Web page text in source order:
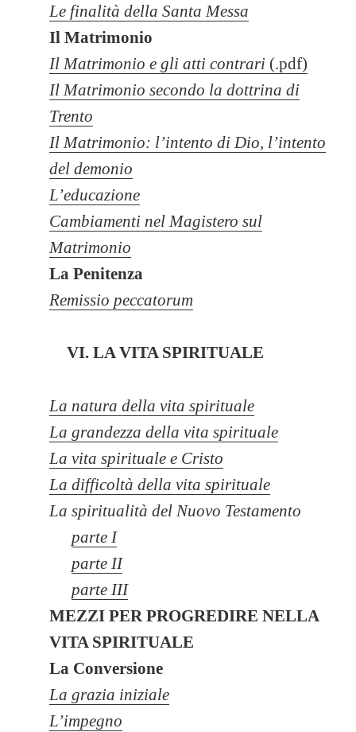
Le finalità della Santa Messa
Il Matrimonio
Il Matrimonio e gli atti contrari (.pdf)
Il Matrimonio secondo la dottrina di
Trento
Il Matrimonio: l’intento di Dio, l’intento
del demonio
L’educazione
Cambiamenti nel Magistero sul
Matrimonio
La Penitenza
Remissio peccatorum
VI. LA VITA SPIRITUALE
La natura della vita spirituale
La grandezza della vita spirituale
La vita spirituale e Cristo
La difficoltà della vita spirituale
La spiritualità del Nuovo Testamento
parte I
parte II
parte III
MEZZI PER PROGREDIRE NELLA
VITA SPIRITUALE
La Conversione
La grazia iniziale
L’impegno